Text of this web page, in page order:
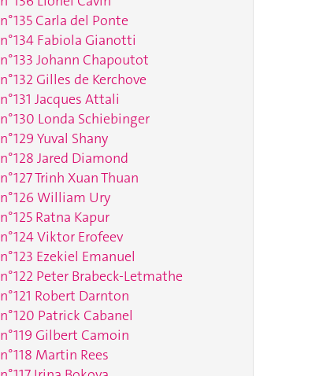
n°135 Carla del Ponte
n°134 Fabiola Gianotti
n°133 Johann Chapoutot
n°132 Gilles de Kerchove
n°131 Jacques Attali
n°130 Londa Schiebinger
n°129 Yuval Shany
n°128 Jared Diamond
n°127 Trinh Xuan Thuan
n°126 William Ury
n°125 Ratna Kapur
n°124 Viktor Erofeev
n°123 Ezekiel Emanuel
n°122 Peter Brabeck-Letmathe
n°121 Robert Darnton
n°120 Patrick Cabanel
n°119 Gilbert Camoin
n°118 Martin Rees